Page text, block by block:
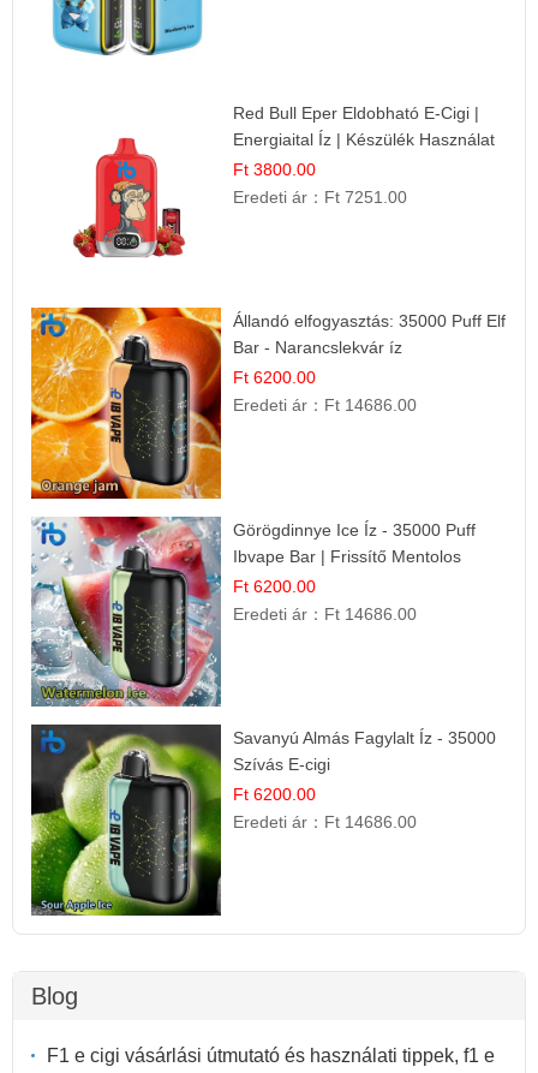
Red Bull Eper Eldobható E-Cigi |
Energiaital Íz | Készülék Használat
Ft 3800.00
Eredeti ár： Ft 7251.00
Állandó elfogyasztás: 35000 Puff Elf
Bar - Narancslekvár íz
Ft 6200.00
Eredeti ár： Ft 14686.00
Görögdinnye Ice Íz - 35000 Puff
Ibvape Bar | Frissítő Mentolos
Élmény!
Ft 6200.00
Eredeti ár： Ft 14686.00
Savanyú Almás Fagylalt Íz - 35000
Szívás E-cigi
Ft 6200.00
Eredeti ár： Ft 14686.00
Blog
F1 e cigi vásárlási útmutató és használati tippek, f1 e